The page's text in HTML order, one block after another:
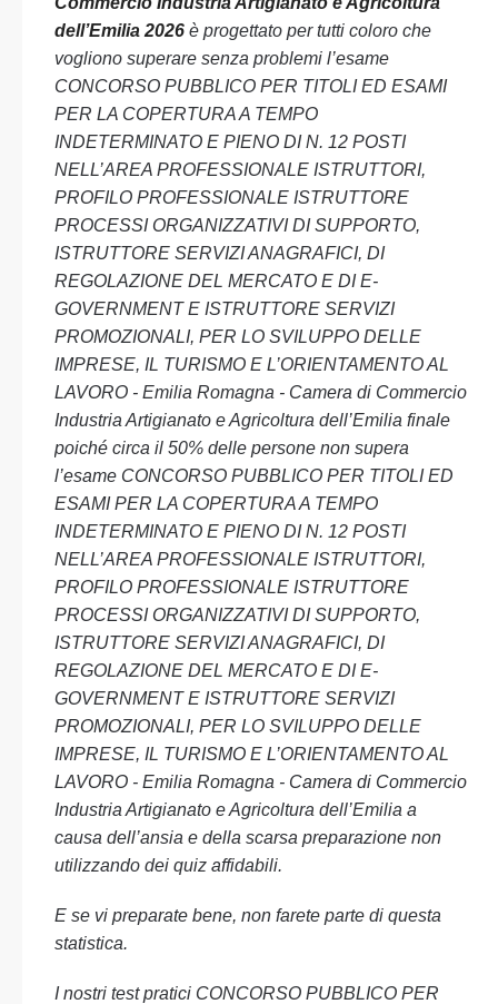
dell’Emilia 2026 è progettato per tutti coloro che
vogliono superare senza problemi l’esame
CONCORSO PUBBLICO PER TITOLI ED ESAMI
PER LA COPERTURA A TEMPO
INDETERMINATO E PIENO DI N. 12 POSTI
NELL’AREA PROFESSIONALE ISTRUTTORI,
PROFILO PROFESSIONALE ISTRUTTORE
PROCESSI ORGANIZZATIVI DI SUPPORTO,
ISTRUTTORE SERVIZI ANAGRAFICI, DI
REGOLAZIONE DEL MERCATO E DI E-
GOVERNMENT E ISTRUTTORE SERVIZI
PROMOZIONALI, PER LO SVILUPPO DELLE
IMPRESE, IL TURISMO E L’ORIENTAMENTO AL
LAVORO - Emilia Romagna - Camera di Commercio
Industria Artigianato e Agricoltura dell’Emilia finale
poiché circa il 50% delle persone non supera
l’esame CONCORSO PUBBLICO PER TITOLI ED
ESAMI PER LA COPERTURA A TEMPO
INDETERMINATO E PIENO DI N. 12 POSTI
NELL’AREA PROFESSIONALE ISTRUTTORI,
PROFILO PROFESSIONALE ISTRUTTORE
PROCESSI ORGANIZZATIVI DI SUPPORTO,
ISTRUTTORE SERVIZI ANAGRAFICI, DI
REGOLAZIONE DEL MERCATO E DI E-
GOVERNMENT E ISTRUTTORE SERVIZI
PROMOZIONALI, PER LO SVILUPPO DELLE
IMPRESE, IL TURISMO E L’ORIENTAMENTO AL
LAVORO - Emilia Romagna - Camera di Commercio
Industria Artigianato e Agricoltura dell’Emilia a
causa dell’ansia e della scarsa preparazione non
utilizzando dei quiz affidabili.
E se vi preparate bene, non farete parte di questa
statistica.
I nostri test pratici CONCORSO PUBBLICO PER